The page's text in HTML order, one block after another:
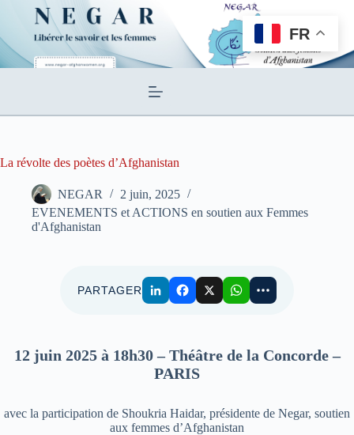
contenu
La révolte des poètes d’Afghanistan
NEGAR
2 juin, 2025
EVENEMENTS et ACTIONS en soutien aux Femmes
d'Afghanistan
PARTAGER
12 juin 2025 à 18h30 – Théâtre de la Concorde –
PARIS
avec la participation de Shoukria Haidar, présidente de Negar, soutien
aux femmes d’Afghanistan
FR